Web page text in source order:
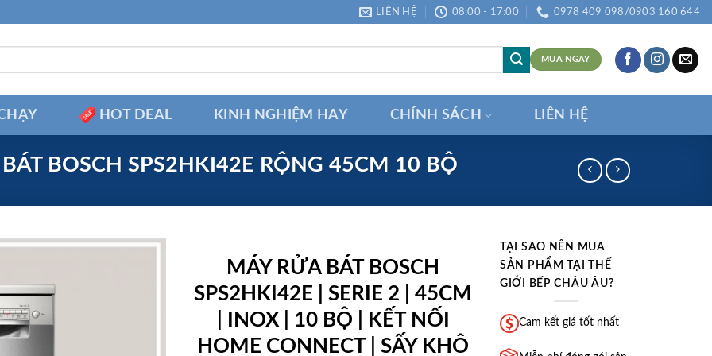
LIÊN HỆ 08:00 - 17:00 0978 409 098/0903 160 644
MUA NGAY
HOT DEAL KINH NGHIỆM HAY CHÍNH SÁCH LIÊN HỆ
BOSCH SPS2HKI42E RỘNG 45CM 10 BỘ
MÁY RỬA BÁT BOSCH
SPS2HKI42E | SERIE 2 | 45CM
| INOX | 10 BỘ | KẾT NỐI
HOME CONNECT | SẤY KHÔ
TẠI SAO NÊN MUA
SẢN PHẨM TẠI THẾ
GIỚI BẾP CHÂU ÂU?
Cam kết giá tốt nhất